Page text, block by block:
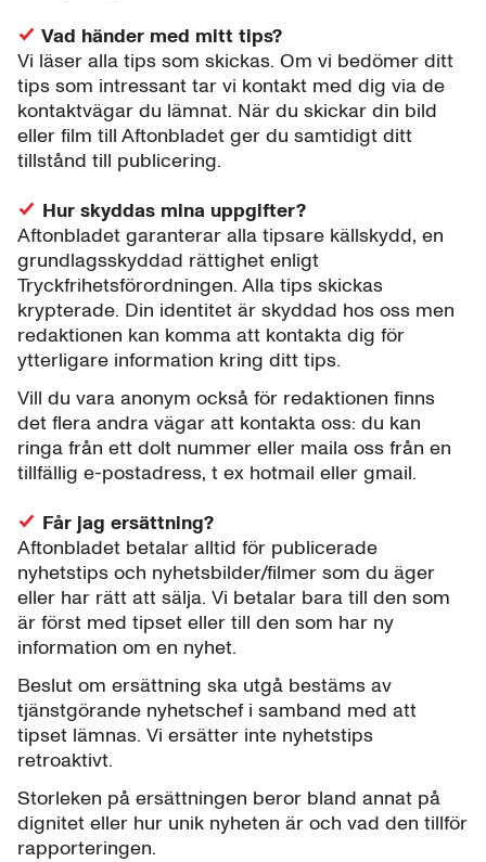
Vad händer med mitt tips?
Vi läser alla tips som skickas. Om vi bedömer ditt
tips som intressant tar vi kontakt med dig via de
kontaktvägar du lämnat. När du skickar din bild
eller film till Aftonbladet ger du samtidigt ditt
tillstånd till publicering.
Hur skyddas mina uppgifter?
Aftonbladet garanterar alla tipsare källskydd, en
grundlagsskyddad rättighet enligt
Tryckfrihetsförordningen. Alla tips skickas
krypterade. Din identitet är skyddad hos oss men
redaktionen kan komma att kontakta dig för
ytterligare information kring ditt tips.
Vill du vara anonym också för redaktionen finns
det flera andra vägar att kontakta oss: du kan
ringa från ett dolt nummer eller maila oss från en
tillfällig e-postadress, t ex hotmail eller gmail.
Får jag ersättning?
Aftonbladet betalar alltid för publicerade
nyhetstips och nyhetsbilder/filmer som du äger
eller har rätt att sälja. Vi betalar bara till den som
är först med tipset eller till den som har ny
information om en nyhet.
Beslut om ersättning ska utgå bestäms av
tjänstgörande nyhetschef i samband med att
tipset lämnas. Vi ersätter inte nyhetstips
retroaktivt.
Storleken på ersättningen beror bland annat på
dignitet eller hur unik nyheten är och vad den tillför
rapporteringen.